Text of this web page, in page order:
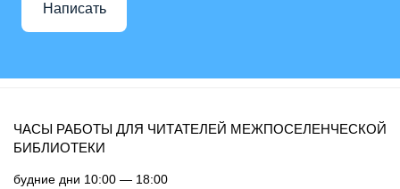
Написать
ЧАСЫ РАБОТЫ ДЛЯ ЧИТАТЕЛЕЙ МЕЖПОСЕЛЕНЧЕСКОЙ
БИБЛИОТЕКИ
будние дни 10:00 — 18:00